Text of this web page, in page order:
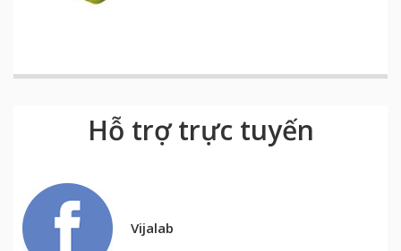
Hỗ trợ trực tuyến
Vijalab